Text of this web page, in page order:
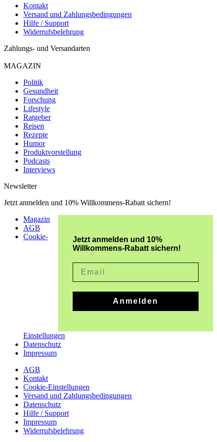
Kontakt
Versand und Zahlungsbedingungen
Hilfe / Support
Widerrufsbelehrung
Zahlungs- und Versandarten
MAGAZIN
Politik
Gesundheit
Forschung
Lifestyle
Ratgeber
Reisen
Rezepte
Humor
Produktvorstellung
Podcasts
Interviews
Newsletter
Jetzt anmelden und 10% Willkommens-Rabatt sichern!
Jetzt anmelden und 10%
Willkommens-Rabatt sichern!
Anmelden
Magazin
AGB
Cookie-
Einstellungen
Datenschutz
Impressum
AGB
Kontakt
Cookie-Einstellungen
Versand und Zahlungsbedingungen
Datenschutz
Hilfe / Support
Impressum
Widerrufsbelehrung